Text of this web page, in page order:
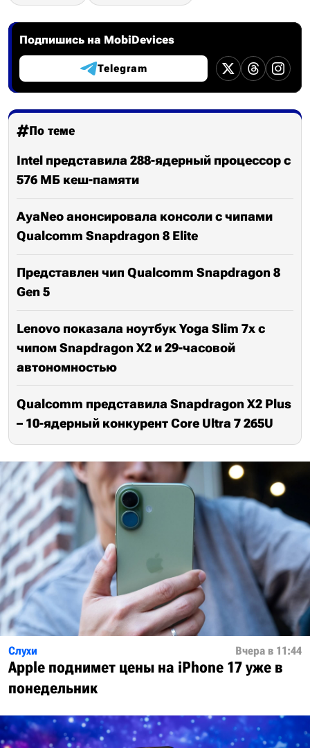
Подпишись на MobiDevices
Telegram
По теме
Intel представила 288-ядерный процессор с
576 МБ кеш-памяти
AyaNeo анонсировала консоли с чипами
Qualcomm Snapdragon 8 Elite
Представлен чип Qualcomm Snapdragon 8
Gen 5
Lenovo показала ноутбук Yoga Slim 7x с
чипом Snapdragon X2 и 29-часовой
автономностью
Qualcomm представила Snapdragon X2 Plus
– 10-ядерный конкурент Core Ultra 7 265U
Слухи Вчера в 11:44
Apple поднимет цены на iPhone 17 уже в
понедельник